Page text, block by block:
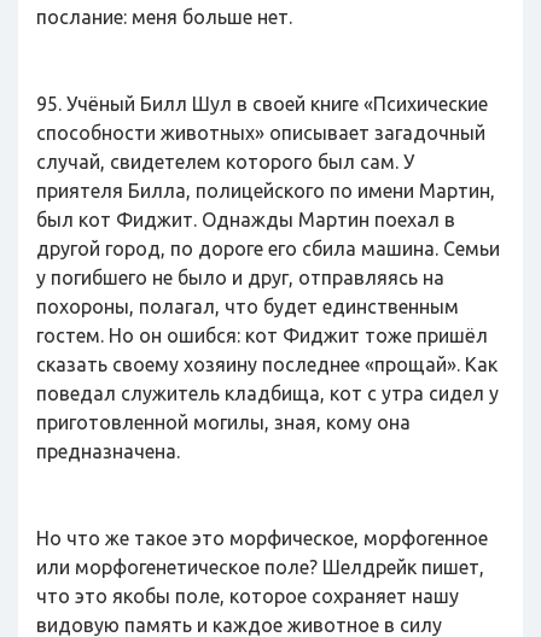
послание: меня больше нет.
95. Учёный Билл Шул в своей книге «Психические
способности животных» описывает загадочный
случай, свидетелем которого был сам. У
приятеля Билла, полицейского по имени Мартин,
был кот Фиджит. Однажды Мартин поехал в
другой город, по дороге его сбила машина. Семьи
у погибшего не было и друг, отправляясь на
похороны, полагал, что будет единственным
гостем. Но он ошибся: кот Фиджит тоже пришёл
сказать своему хозяину последнее «прощай». Как
поведал служитель кладбища, кот с утра сидел у
приготовленной могилы, зная, кому она
предназначена.
Но что же такое это морфическое, морфогенное
или морфогенетическое поле? Шелдрейк пишет,
что это якобы поле, которое сохраняет нашу
видовую память и каждое животное в силу